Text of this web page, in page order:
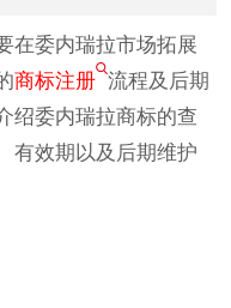
在委内瑞拉市场拓展
商标注册 流程及后期
绍委内瑞拉商标的查
有效期以及后期维护